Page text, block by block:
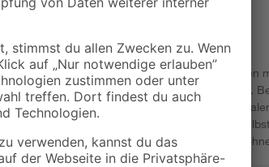
Bei der Montage von Gipsplatten an Metallprofilen
eignen sich die Schnellbauschrauben von Knauf.
Innenwänden, Deckenbekleidungen,
Installationswänden verwendet. Aufgrund des
flachen Schraubenkopfes ist ein Verschrauben